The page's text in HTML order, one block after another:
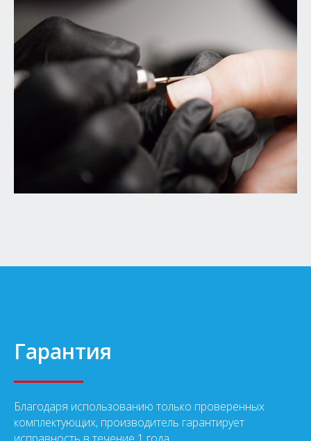
Гарантия
Благодаря использованию только проверенных
комплектующих, производитель гарантирует